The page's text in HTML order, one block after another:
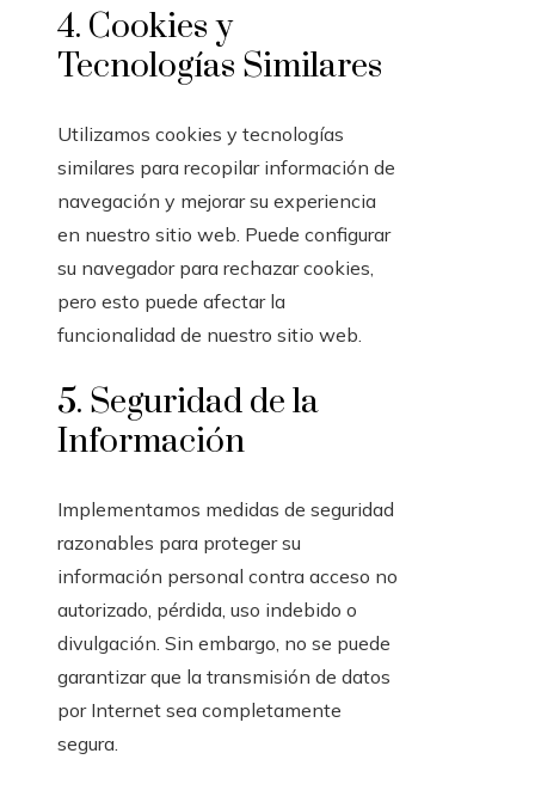
4. Cookies y
Tecnologías Similares
Utilizamos cookies y tecnologías
similares para recopilar información de
navegación y mejorar su experiencia
en nuestro sitio web. Puede configurar
su navegador para rechazar cookies,
pero esto puede afectar la
funcionalidad de nuestro sitio web.
5. Seguridad de la
Información
Implementamos medidas de seguridad
razonables para proteger su
información personal contra acceso no
autorizado, pérdida, uso indebido o
divulgación. Sin embargo, no se puede
garantizar que la transmisión de datos
por Internet sea completamente
segura.